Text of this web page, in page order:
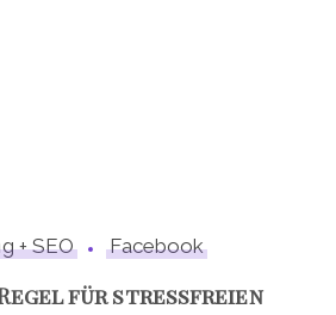
+ SEO Facebook
für stressfreien